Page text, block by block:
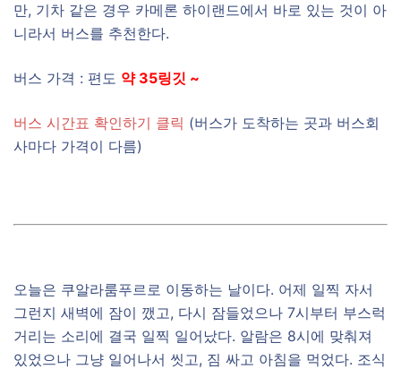
만, 기차 같은 경우 카메론 하이랜드에서 바로 있는 것이 아
니라서 버스를 추천한다.
버스 가격 : 편도 약 35링깃 ~
버스 시간표 확인하기 클릭 (버스가 도착하는 곳과 버스회
사마다 가격이 다름)
오늘은 쿠알라룸푸르로 이동하는 날이다. 어제 일찍 자서
그런지 새벽에 잠이 깼고, 다시 잠들었으나 7시부터 부스럭
거리는 소리에 결국 일찍 일어났다. 알람은 8시에 맞춰져
있었으나 그냥 일어나서 씻고, 짐 싸고 아침을 먹었다. 조식